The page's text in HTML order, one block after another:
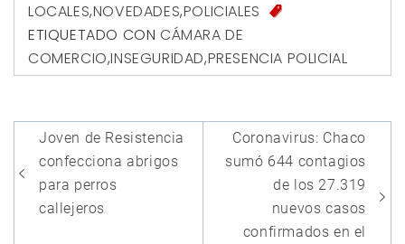
LOCALES,NOVEDADES,POLICIALES
ETIQUETADO CON CÁMARA DE
COMERCIO,INSEGURIDAD,PRESENCIA POLICIAL
Navegación
de
entradas
Joven de Resistencia
confecciona abrigos
para perros
callejeros
Coronavirus: Chaco
sumó 644 contagios
de los 27.319
nuevos casos
confirmados en el